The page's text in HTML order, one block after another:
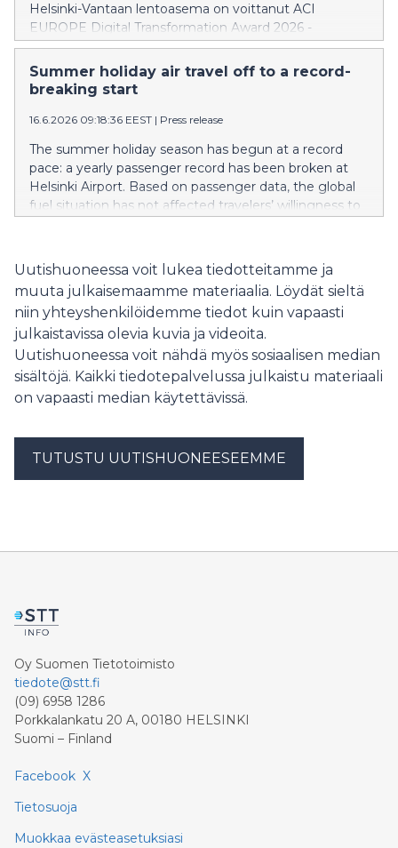
Helsinki-Vantaan lentoasema on voittanut ACI
EUROPE Digital Transformation Award 2026 -
palkinnon tunnustuksena uraauurtavasta työstään
lentoasematoimintojen digitalisoinnissa. Palkinto
myönnettiin Finavian
kehittämälle Airport Operational Status (AOS) -
järjestelmälle, joka parantaa lentoasemayhteisön
yhteistyötä. Rovaniemen lentoasema sai lisäksi
kunniamaininnan Best Airport Award -sarjassa alle
viiden miljoonan vuosittaisen matkustajan
lentoasemien kategoriassa.
Summer holiday air travel off to a record-
breaking start
16.6.2026 09:18:36 EEST | Press release
The summer holiday season has begun at a record
pace: a yearly passenger record has been broken at
Helsinki Airport. Based on passenger data, the global
fuel situation has not affected travelers’ willingness to
Uutishuoneessa voit lukea tiedotteitamme ja
muuta julkaisemaamme materiaalia. Löydät sieltä
niin yhteyshenkilöidemme tiedot kuin vapaasti
julkaistavissa olevia kuvia ja videoita.
Uutishuoneessa voit nähdä myös sosiaalisen median
sisältöjä. Kaikki tiedotepalvelussa julkaistu materiaali
on vapaasti median käytettävissä.
TUTUSTU UUTISHUONEESEEMME
Oy Suomen Tietotoimisto
tiedote@stt.fi
(09) 6958 1286
Porkkalankatu 20 A, 00180 HELSINKI
Suomi – Finland
Facebook X
Tietosuoja
Muokkaa evästeasetuksiasi